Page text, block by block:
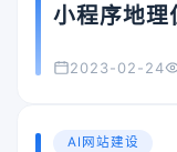
小程序地理
2023-02-24
AI网站建设